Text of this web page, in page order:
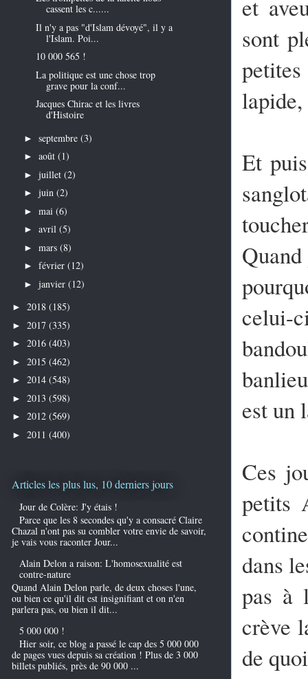
et
sont
lapide,
Et
celui-
est un
Ces
petits
dans
pas à
crève
de
cassent les c......
Il n'y a pas "d'Islam dévoyé", il y a
l'Islam. Poi...
10 000 565 !
La politique est une chose trop
grave pour la conf...
Jacques Chirac et les livres
d'Histoire
► septembre (3)
► août (1)
► juillet (2)
► juin (2)
► mai (6)
► avril (5)
► mars (8)
► février (12)
► janvier (12)
► 2018 (185)
► 2017 (335)
► 2016 (403)
► 2015 (462)
► 2014 (548)
► 2013 (598)
► 2012 (569)
► 2011 (400)
Articles les plus lus, 10 derniers jours
Jour de Colère: J'y étais !
Parce que les 8 secondes qu'y a consacré Claire
Chazal n'ont pas su combler votre envie de savoir,
je vais vous raconter Jour...
Alain Delon a raison: L'homosexualité est
contre-nature
Quand Alain Delon parle, de deux choses l'une,
ou bien ce qu'il dit est insignifiant et on n'en
parlera pas, ou bien il dit...
5 000 000 !
Hier soir, ce blog a passé le cap des 5 000 000
de pages vues depuis sa création ! Plus de 3 000
billets publiés, près de 90 000 ...